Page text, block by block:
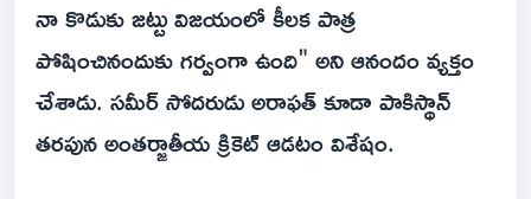
నా కొడుకు జట్టు విజయంలో కీలక పాత్ర
పోషించినందుకు గర్వంగా ఉంది" అని ఆనందం వ్యక్తం
చేశాడు. సమీర్ సోదరుడు అరాఫత్ కూడా పాకిస్థాన్
తరపున అంతర్జాతీయ క్రికెట్ ఆడటం విశేషం.